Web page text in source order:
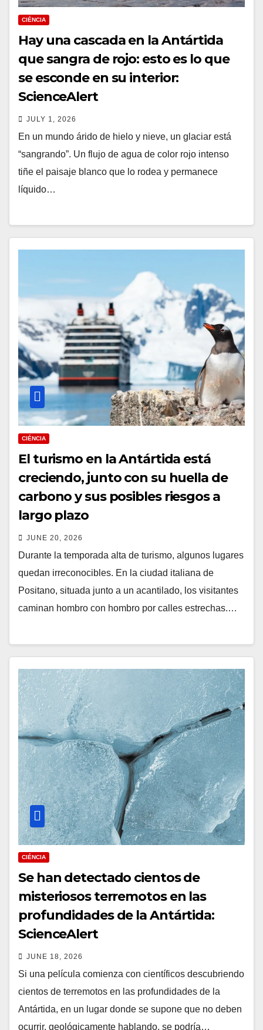
CIÉNCIA
Hay una cascada en la Antártida
que sangra de rojo: esto es lo que
se esconde en su interior:
ScienceAlert
JULY 1, 2026
En un mundo árido de hielo y nieve, un glaciar está
“sangrando”. Un flujo de agua de color rojo intenso
tiñe el paisaje blanco que lo rodea y permanece
líquido…
CIÉNCIA
El turismo en la Antártida está
creciendo, junto con su huella de
carbono y sus posibles riesgos a
largo plazo
JUNE 20, 2026
Durante la temporada alta de turismo, algunos lugares
quedan irreconocibles. En la ciudad italiana de
Positano, situada junto a un acantilado, los visitantes
caminan hombro con hombro por calles estrechas.…
CIÉNCIA
Se han detectado cientos de
misteriosos terremotos en las
profundidades de la Antártida:
ScienceAlert
JUNE 18, 2026
Si una película comienza con científicos descubriendo
cientos de terremotos en las profundidades de la
Antártida, en un lugar donde se supone que no deben
ocurrir, geológicamente hablando, se podría…